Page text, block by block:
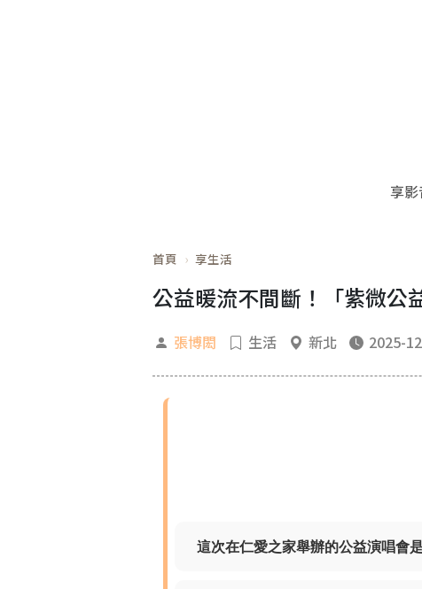
享
首頁 享生活
公益暖流不間斷！「紫微公
張博閎 生活 新北 2025-
這次在仁愛之家舉辦的公益演唱會